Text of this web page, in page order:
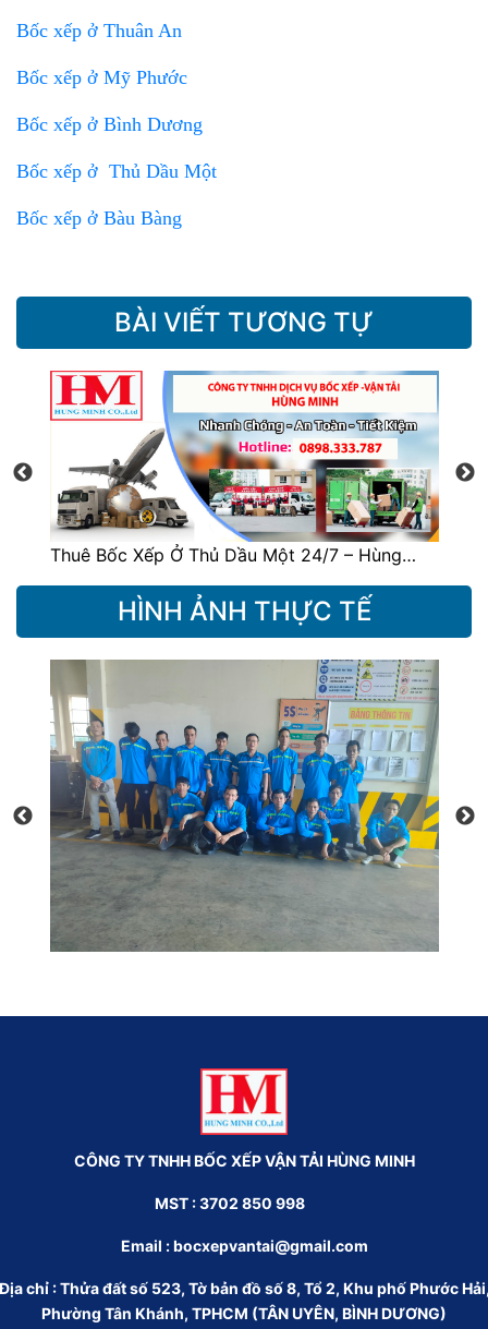
Bốc xếp ở Thuân An
Bốc xếp ở Mỹ Phước
Bốc xếp ở Bình Dương
Bốc xếp ở Thủ Dầu Một
Bốc xếp ở Bàu Bàng
BÀI VIẾT TƯƠNG TỰ
Thuê Bốc Xếp Ở Thủ Dầu Một 24/7 – Hùng…
HÌNH ẢNH THỰC TẾ
CÔNG TY TNHH BỐC XẾP VẬN TẢI HÙNG MINH
MST : 3702 850 998
Email :bocxepvantai@gmail.com
chỉ : Thửa đất số 523, Tờ bản đồ số 8, Tổ 2, Khu phố Phước
Phường Tân Khánh, TPHCM (TÂN UYÊN, BÌNH DƯƠNG)